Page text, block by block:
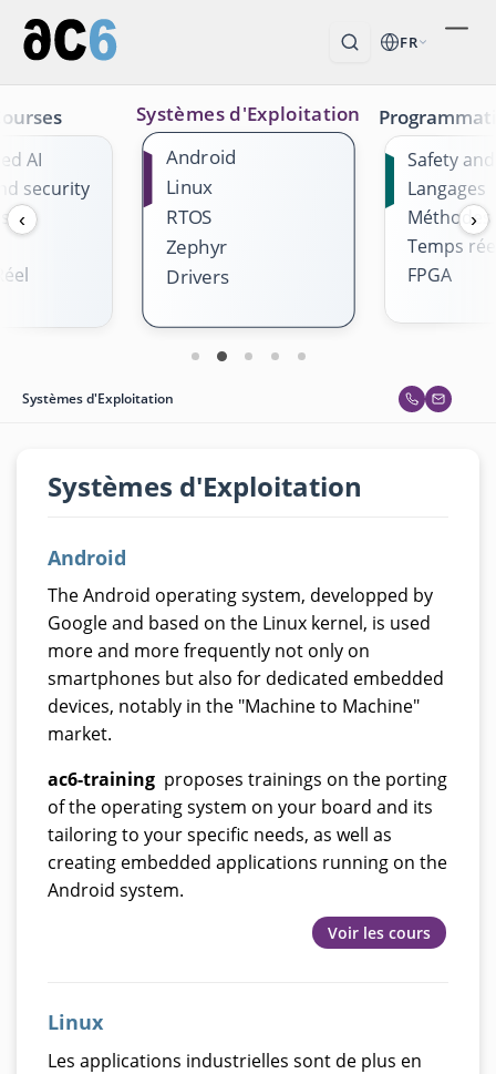
FR
‹
AI
security
Systèmes d'Exploitation
Android
Linux
RTOS
Zephyr
Drivers
Safety
Langages
Méthodes
Temps
FPGA
›
Systèmes d'Exploitation
Systèmes d'Exploitation
Android
The Android operating system, developped by
Google and based on the Linux kernel, is used
more and more frequently not only on
smartphones but also for dedicated embedded
devices, notably in the "Machine to Machine"
market.
ac6-training proposes trainings on the porting
of the operating system on your board and its
tailoring to your specific needs, as well as
creating embedded applications running on the
Android system.
Voir les cours
Linux
Les applications industrielles sont de plus en